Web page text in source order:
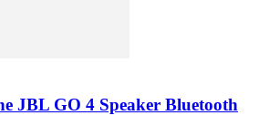
JBL GO 4 Speaker Bluetooth